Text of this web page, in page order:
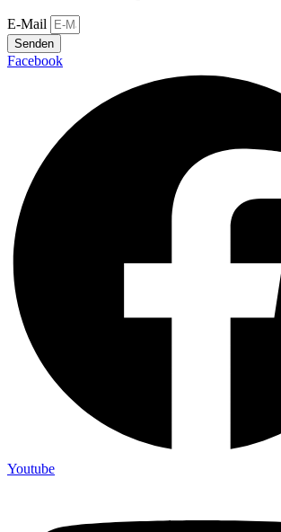
E-Mail
Senden
Facebook
Youtube